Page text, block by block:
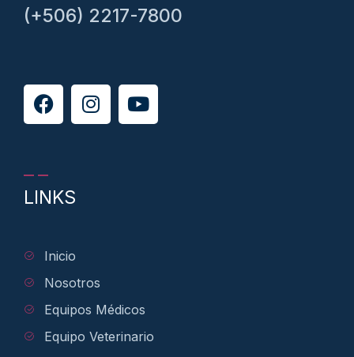
(+506) 2217-7800
LINKS
Inicio
Nosotros
Equipos Médicos
Equipo Veterinario